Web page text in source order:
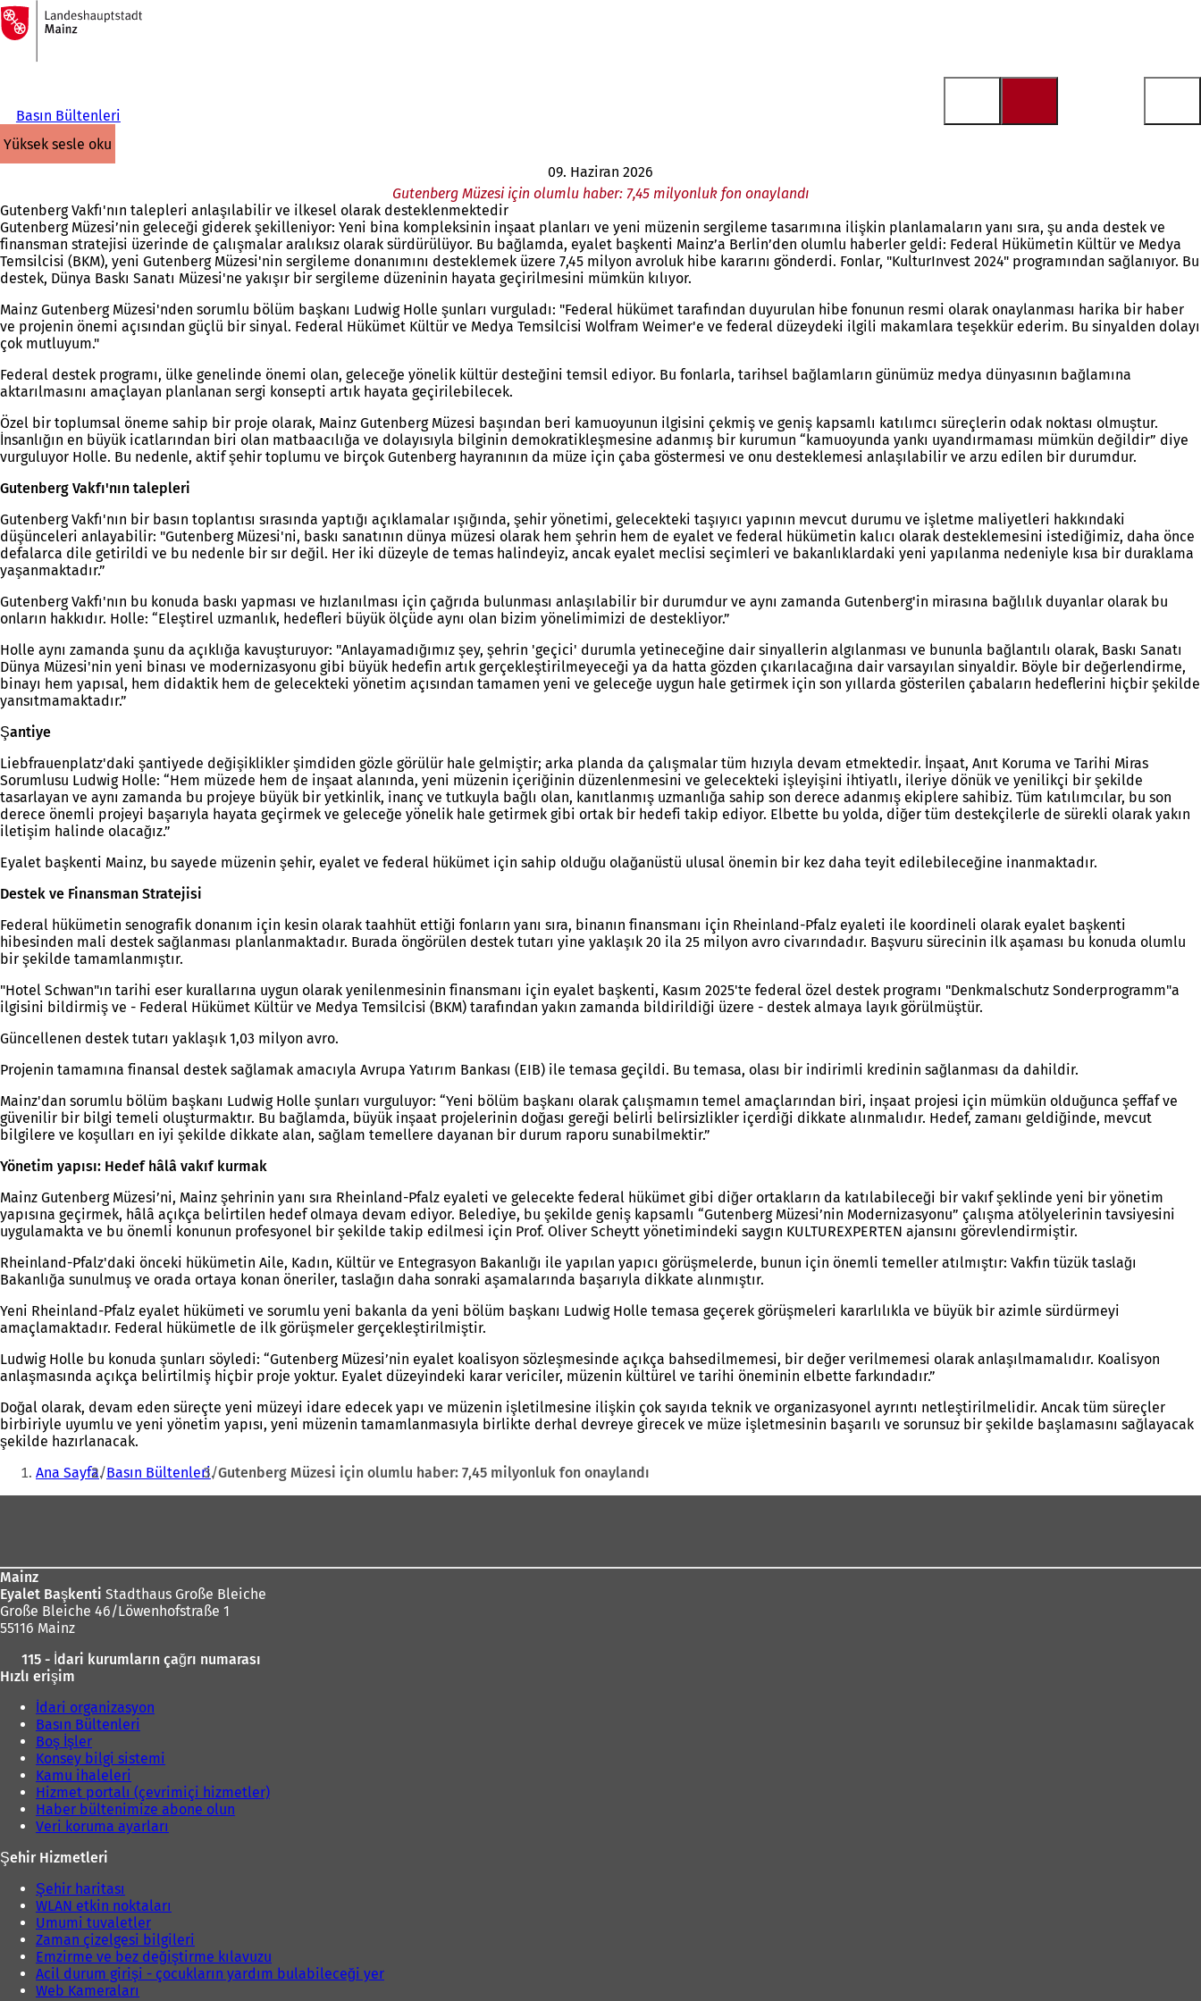
İçeriğe atla
Ana
sayfaya
Basın Bültenleri
yüksek sesle oku
09. Haziran 2026
Gutenberg Müzesi için olumlu haber: 7,45 milyonluk fon onaylandı
Gutenberg Vakfı'nın talepleri anlaşılabilir ve ilkesel olarak desteklenmektedir
Gutenberg Müzesi’nin geleceği giderek şekilleniyor: Yeni bina kompleksinin inşaat planları ve yeni müzenin sergileme tasarımına ilişkin planlamaların yanı sıra, şu anda destek ve
finansman stratejisi üzerinde de çalışmalar aralıksız olarak sürdürülüyor. Bu bağlamda, eyalet başkenti Mainz’a Berlin’den olumlu haberler geldi: Federal Hükümetin Kültür ve Medya
Temsilcisi (BKM), yeni Gutenberg Müzesi'nin sergileme donanımını desteklemek üzere 7,45 milyon avroluk hibe kararını gönderdi. Fonlar, "KulturInvest 2024" programından sağlanıyor. Bu
destek, Dünya Baskı Sanatı Müzesi'ne yakışır bir sergileme düzeninin hayata geçirilmesini mümkün kılıyor.
Mainz Gutenberg Müzesi'nden sorumlu bölüm başkanı Ludwig Holle şunları vurguladı: "Federal hükümet tarafından duyurulan hibe fonunun resmi olarak onaylanması harika bir haber
ve projenin önemi açısından güçlü bir sinyal. Federal Hükümet Kültür ve Medya Temsilcisi Wolfram Weimer'e ve federal düzeydeki ilgili makamlara teşekkür ederim. Bu sinyalden dolayı
çok mutluyum."
Federal destek programı, ülke genelinde önemi olan, geleceğe yönelik kültür desteğini temsil ediyor. Bu fonlarla, tarihsel bağlamların günümüz medya dünyasının bağlamına
aktarılmasını amaçlayan planlanan sergi konsepti artık hayata geçirilebilecek.
Özel bir toplumsal öneme sahip bir proje olarak, Mainz Gutenberg Müzesi başından beri kamuoyunun ilgisini çekmiş ve geniş kapsamlı katılımcı süreçlerin odak noktası olmuştur.
İnsanlığın en büyük icatlarından biri olan matbaacılığa ve dolayısıyla bilginin demokratikleşmesine adanmış bir kurumun “kamuoyunda yankı uyandırmaması mümkün değildir” diye
vurguluyor Holle. Bu nedenle, aktif şehir toplumu ve birçok Gutenberg hayranının da müze için çaba göstermesi ve onu desteklemesi anlaşılabilir ve arzu edilen bir durumdur.
Gutenberg Vakfı'nın talepleri
Gutenberg Vakfı'nın bir basın toplantısı sırasında yaptığı açıklamalar ışığında, şehir yönetimi, gelecekteki taşıyıcı yapının mevcut durumu ve işletme maliyetleri hakkındaki
düşünceleri anlayabilir: "Gutenberg Müzesi'ni, baskı sanatının dünya müzesi olarak hem şehrin hem de eyalet ve federal hükümetin kalıcı olarak desteklemesini istediğimiz, daha önce
defalarca dile getirildi ve bu nedenle bir sır değil. Her iki düzeyle de temas halindeyiz, ancak eyalet meclisi seçimleri ve bakanlıklardaki yeni yapılanma nedeniyle kısa bir duraklama
yaşanmaktadır.”
Gutenberg Vakfı'nın bu konuda baskı yapması ve hızlanılması için çağrıda bulunması anlaşılabilir bir durumdur ve aynı zamanda Gutenberg'in mirasına bağlılık duyanlar olarak bu
onların hakkıdır. Holle: “Eleştirel uzmanlık, hedefleri büyük ölçüde aynı olan bizim yönelimimizi de destekliyor.”
Holle aynı zamanda şunu da açıklığa kavuşturuyor: "Anlayamadığımız şey, şehrin 'geçici' durumla yetineceğine dair sinyallerin algılanması ve bununla bağlantılı olarak, Baskı Sanatı
Dünya Müzesi'nin yeni binası ve modernizasyonu gibi büyük hedefin artık gerçekleştirilmeyeceği ya da hatta gözden çıkarılacağına dair varsayılan sinyaldir. Böyle bir değerlendirme,
binayı hem yapısal, hem didaktik hem de gelecekteki yönetim açısından tamamen yeni ve geleceğe uygun hale getirmek için son yıllarda gösterilen çabaların hedeflerini hiçbir şekilde
yansıtmamaktadır.”
Şantiye
Liebfrauenplatz'daki şantiyede değişiklikler şimdiden gözle görülür hale gelmiştir; arka planda da çalışmalar tüm hızıyla devam etmektedir. İnşaat, Anıt Koruma ve Tarihi Miras
Sorumlusu Ludwig Holle: “Hem müzede hem de inşaat alanında, yeni müzenin içeriğinin düzenlenmesini ve gelecekteki işleyişini ihtiyatlı, ileriye dönük ve yenilikçi bir şekilde
tasarlayan ve aynı zamanda bu projeye büyük bir yetkinlik, inanç ve tutkuyla bağlı olan, kanıtlanmış uzmanlığa sahip son derece adanmış ekiplere sahibiz. Tüm katılımcılar, bu son
derece önemli projeyi başarıyla hayata geçirmek ve geleceğe yönelik hale getirmek gibi ortak bir hedefi takip ediyor. Elbette bu yolda, diğer tüm destekçilerle de sürekli olarak yakın
iletişim halinde olacağız.”
Eyalet başkenti Mainz, bu sayede müzenin şehir, eyalet ve federal hükümet için sahip olduğu olağanüstü ulusal önemin bir kez daha teyit edilebileceğine inanmaktadır.
Destek ve Finansman Stratejisi
Federal hükümetin senografik donanım için kesin olarak taahhüt ettiği fonların yanı sıra, binanın finansmanı için Rheinland-Pfalz eyaleti ile koordineli olarak eyalet başkenti
hibesinden mali destek sağlanması planlanmaktadır. Burada öngörülen destek tutarı yine yaklaşık 20 ila 25 milyon avro civarındadır. Başvuru sürecinin ilk aşaması bu konuda olumlu
bir şekilde tamamlanmıştır.
"Hotel Schwan"ın tarihi eser kurallarına uygun olarak yenilenmesinin finansmanı için eyalet başkenti, Kasım 2025'te federal özel destek programı "Denkmalschutz Sonderprogramm"a
ilgisini bildirmiş ve - Federal Hükümet Kültür ve Medya Temsilcisi (BKM) tarafından yakın zamanda bildirildiği üzere - destek almaya layık görülmüştür.
Güncellenen destek tutarı yaklaşık 1,03 milyon avro.
Projenin tamamına finansal destek sağlamak amacıyla Avrupa Yatırım Bankası (EIB) ile temasa geçildi. Bu temasa, olası bir indirimli kredinin sağlanması da dahildir.
Mainz'dan sorumlu bölüm başkanı Ludwig Holle şunları vurguluyor: “Yeni bölüm başkanı olarak çalışmamın temel amaçlarından biri, inşaat projesi için mümkün olduğunca şeffaf ve
güvenilir bir bilgi temeli oluşturmaktır. Bu bağlamda, büyük inşaat projelerinin doğası gereği belirli belirsizlikler içerdiği dikkate alınmalıdır. Hedef, zamanı geldiğinde, mevcut
bilgilere ve koşulları en iyi şekilde dikkate alan, sağlam temellere dayanan bir durum raporu sunabilmektir.”
Yönetim yapısı: Hedef hâlâ vakıf kurmak
Mainz Gutenberg Müzesi’ni, Mainz şehrinin yanı sıra Rheinland-Pfalz eyaleti ve gelecekte federal hükümet gibi diğer ortakların da katılabileceği bir vakıf şeklinde yeni bir yönetim
yapısına geçirmek, hâlâ açıkça belirtilen hedef olmaya devam ediyor. Belediye, bu şekilde geniş kapsamlı “Gutenberg Müzesi’nin Modernizasyonu” çalışma atölyelerinin tavsiyesini
uygulamakta ve bu önemli konunun profesyonel bir şekilde takip edilmesi için Prof. Oliver Scheytt yönetimindeki saygın KULTUREXPERTEN ajansını görevlendirmiştir.
Rheinland-Pfalz'daki önceki hükümetin Aile, Kadın, Kültür ve Entegrasyon Bakanlığı ile yapılan yapıcı görüşmelerde, bunun için önemli temeller atılmıştır: Vakfın tüzük taslağı
Bakanlığa sunulmuş ve orada ortaya konan öneriler, taslağın daha sonraki aşamalarında başarıyla dikkate alınmıştır.
Yeni Rheinland-Pfalz eyalet hükümeti ve sorumlu yeni bakanla da yeni bölüm başkanı Ludwig Holle temasa geçerek görüşmeleri kararlılıkla ve büyük bir azimle sürdürmeyi
amaçlamaktadır. Federal hükümetle de ilk görüşmeler gerçekleştirilmiştir.
Ludwig Holle bu konuda şunları söyledi: “Gutenberg Müzesi’nin eyalet koalisyon sözleşmesinde açıkça bahsedilmemesi, bir değer verilmemesi olarak anlaşılmamalıdır. Koalisyon
anlaşmasında açıkça belirtilmiş hiçbir proje yoktur. Eyalet düzeyindeki karar vericiler, müzenin kültürel ve tarihi öneminin elbette farkındadır.”
Doğal olarak, devam eden süreçte yeni müzeyi idare edecek yapı ve müzenin işletilmesine ilişkin çok sayıda teknik ve organizasyonel ayrıntı netleştirilmelidir. Ancak tüm süreçler
birbiriyle uyumlu ve yeni yönetim yapısı, yeni müzenin tamamlanmasıyla birlikte derhal devreye girecek ve müze işletmesinin başarılı ve sorunsuz bir şekilde başlamasını sağlayacak
şekilde hazırlanacak.
Buradasınız:
Ana Sayfa Basın Bültenleri Gutenberg Müzesi için olumlu haber: 7,45 milyonluk fon onaylandı
Mainz
Eyalet Başkenti Stadthaus Große Bleiche
Große Bleiche 46/Löwenhofstraße 1
55116 Mainz
115 - İdari kurumların çağrı numarası
Hızlı erişim
İdari organizasyon
Basın Bültenleri
Boş İşler
Konsey bilgi sistemi
Kamu ihaleleri
Hizmet portalı (çevrimiçi hizmetler)
Haber bültenimize abone olun
Veri koruma ayarları
Şehir Hizmetleri
Şehir haritası
WLAN etkin noktaları
Umumi tuvaletler
Zaman çizelgesi bilgileri
Emzirme ve bez değiştirme kılavuzu
Acil durum girişi - çocukların yardım bulabileceği yer
Web Kameraları